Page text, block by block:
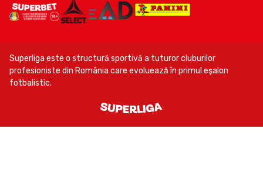
Superliga este o structură sportivă a tuturor cluburilor
profesioniste din România care evoluează în primul eşalon
fotbalistic.